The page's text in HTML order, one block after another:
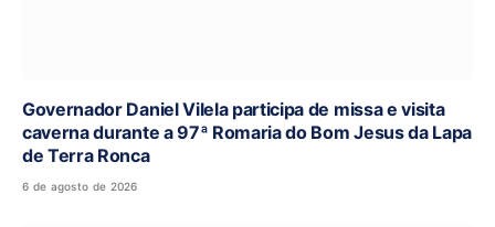
Governador Daniel Vilela participa de missa e visita
caverna durante a 97ª Romaria do Bom Jesus da Lapa
de Terra Ronca
6 de agosto de 2026